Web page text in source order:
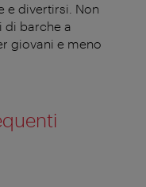
e divertirsi. Non
di barche a
giovani e meno